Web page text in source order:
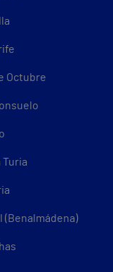
Octubre
Turia
(Benalmádena)